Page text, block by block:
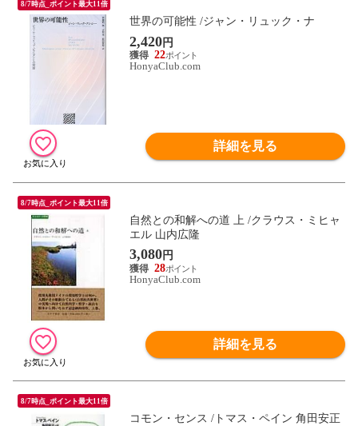
8/7時点_ポイント最大11倍
世界の可能性 /ジャン・リュック・ナ
2,420円
22
HonyaClub.com
詳細を見る
8/7時点_ポイント最大11倍
自然との和解への道 上 /クラウス・ミヒャ
エル 山内広隆
3,080円
28
HonyaClub.com
詳細を見る
8/7時点_ポイント最大11倍
コモン・センス /トマス・ペイン 角田安正